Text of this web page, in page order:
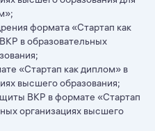
формата «Стартап как
в образовательных
«Стартап как диплом» в
высшего образования;
ВКР в формате «Стартап
организациях высшего